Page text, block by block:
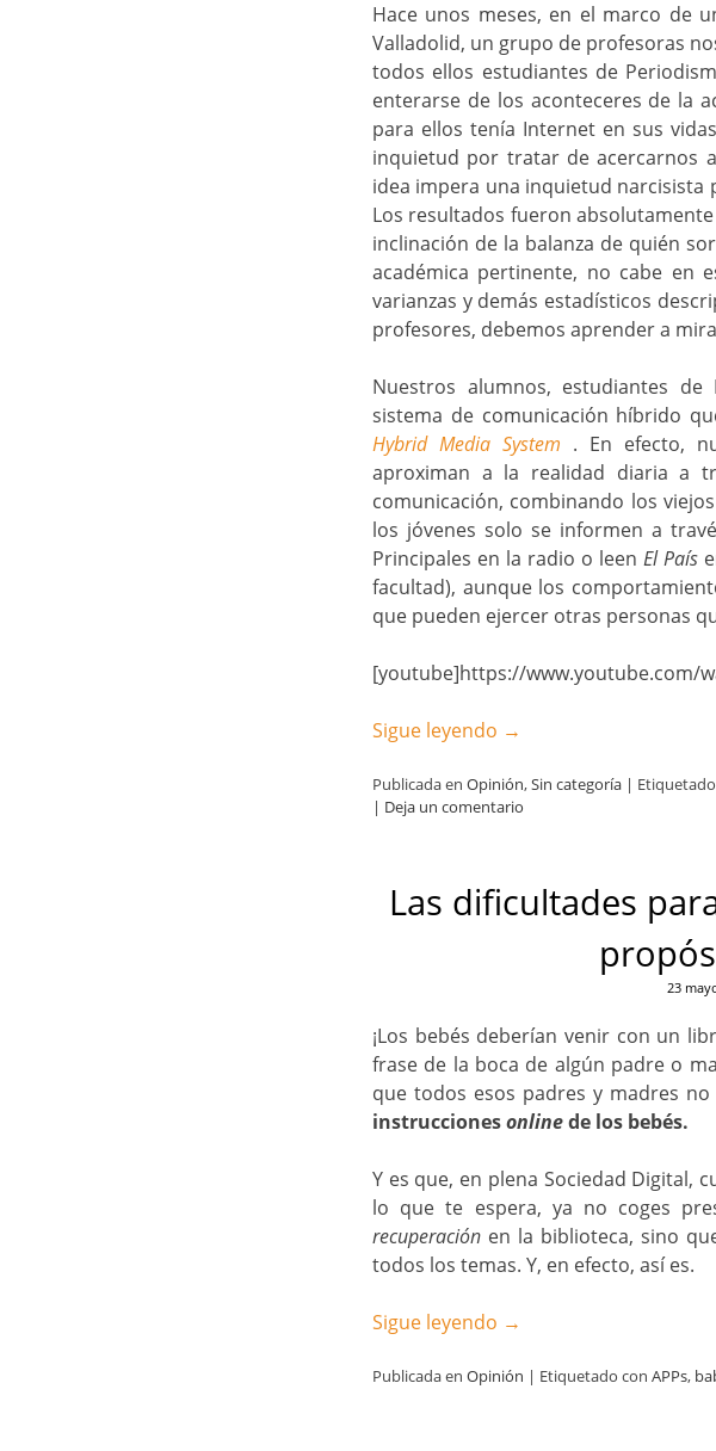
Hace unos meses, en el marco de
Valladolid, un grupo de profesoras
todos ellos estudiantes de
enterarse de los aconteceres de la
para ellos tenía Internet en sus
inquietud por tratar de acercarnos
idea impera una inquietud narcisista
Los resultados fueron
inclinación de la balanza de quién
académica pertinente, no cabe en
varianzas y demás estadísticos
profesores, debemos aprender a
Nuestros alumnos, estudiantes
sistema de comunicación híbrido
Hybrid Media System . En efecto,
aproximan a la realidad diaria a
comunicación, combinando los
los jóvenes solo se informen a
Principales en la radio o leen El País
facultad), aunque los
que pueden ejercer otras personas
[youtube]https://www.youtube.com/
Sigue leyendo →
Publicada en Opinión,Sin categoría |
| Deja un comentario
Las dificultades
23
¡Los bebés deberían venir con un
frase de la boca de algún padre o
que todos esos padres y madres no
instruccionesonlinede los bebés.
Y es que, en plena Sociedad Digital,
lo que te espera, ya no coges
recuperación en la biblioteca, sino
todos los temas. Y, en efecto, así es.
Sigue leyendo →
Publicada en Opinión | Etiquetado con APPs,